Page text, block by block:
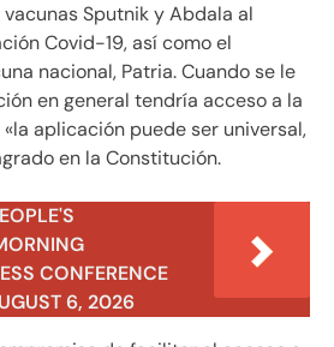
Sputnik y Abdala al
Covid-19, así como el
nacional, Patria. Cuando se le
en general tendría acceso a la
aplicación puede ser universal,
en la Constitución.
CONFERENCE
6, 2026